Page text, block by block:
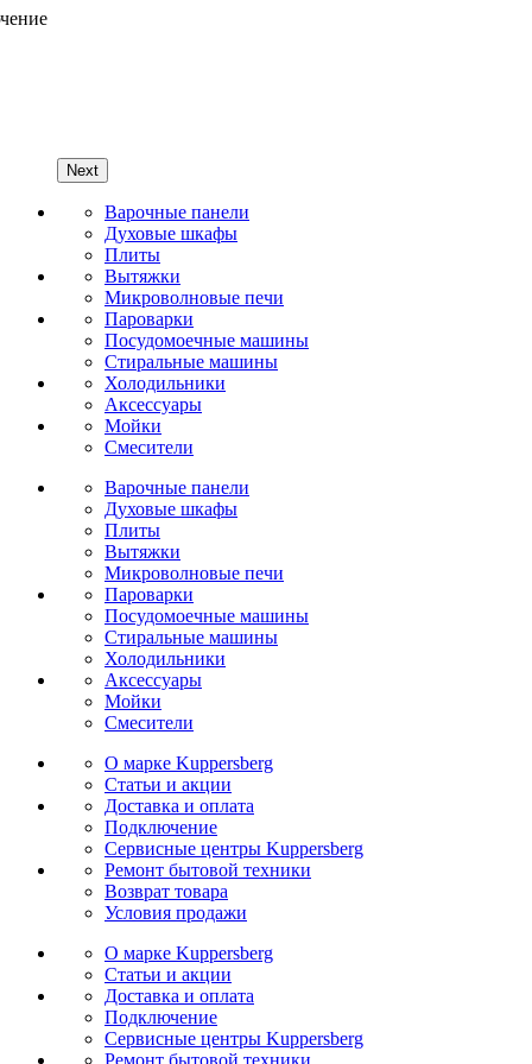
Next
Варочные панели
Духовые шкафы
Плиты
Вытяжки
Микроволновые печи
Пароварки
Посудомоечные машины
Стиральные машины
Холодильники
Аксессуары
Мойки
Cмесители
Варочные панели
Духовые шкафы
Плиты
Вытяжки
Микроволновые печи
Пароварки
Посудомоечные машины
Стиральные машины
Холодильники
Аксессуары
Мойки
Cмесители
О марке Kuppersberg
Статьи и акции
Доставка и оплата
Подключение
Сервисные центры Kuppersberg
Ремонт бытовой техники
Возврат товара
Условия продажи
О марке Kuppersberg
Статьи и акции
Доставка и оплата
Подключение
Сервисные центры Kuppersberg